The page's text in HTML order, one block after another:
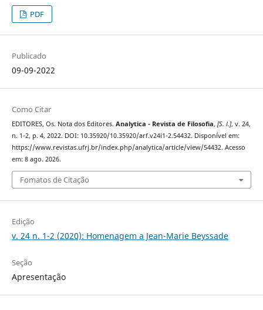
PDF
Publicado
09-09-2022
Como Citar
EDITORES, Os. Nota dos Editores. Analytica - Revista de Filosofia, [S. l.], v. 24,
n. 1-2, p. 4, 2022. DOI: 10.35920/10.35920/arf.v24i1-2.54432. Disponível em:
https://www.revistas.ufrj.br/index.php/analytica/article/view/54432. Acesso
em: 8 ago. 2026.
Fomatos de Citação
Edição
v. 24 n. 1-2 (2020): Homenagem a Jean-Marie Beyssade
Seção
Apresentação